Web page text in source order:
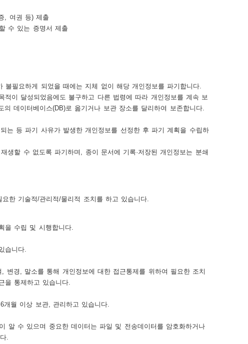
, 여권 등) 제출
수 있는 증명서 제출
필요하게 되었을 때에는 지체 없이 해당 개인정보를 파기합니다.
이 달성되었음에도 불구하고 다른 법령에 따라 개인정보를 계속 보
데이터베이스(DB)로 옮기거나 보관 장소를 달리하여 보존합니다.
는 등 파기 사유가 발생한 개인정보를 선정한 후 파기 계획을 수립하
할 수 없도록 파기하며, 종이 문서에 기록·저장된 개인정보는 분쇄
한 기술적/관리적/물리적 조치를 하고 있습니다.
을 수립 및 시행합니다.
습니다.
변경, 말소를 통해 개인정보에 대한 접근통제를 위하여 필요한 조치
을 통제하고 있습니다.
개월 이상 보관, 관리하고 있습니다.
알 수 있으며 중요한 데이터는 파일 및 전송데이터를 암호화하거나
.